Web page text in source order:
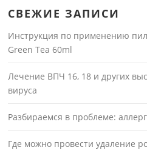
СВЕЖИЕ ЗАПИСИ
Инструкция по применению
Green Tea 60ml
Лечение ВПЧ 16, 18 и других
вируса
Разбираемся в проблеме:
Где можно провести удаление